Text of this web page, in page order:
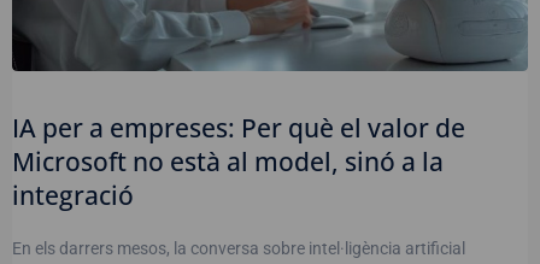
IA per a empreses: Per què el valor de
Microsoft no està al model, sinó a la
integració
En els darrers mesos, la conversa sobre intel·ligència artificial